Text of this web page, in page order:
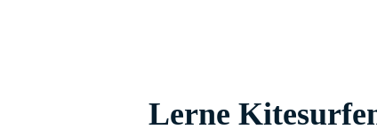
Lerne